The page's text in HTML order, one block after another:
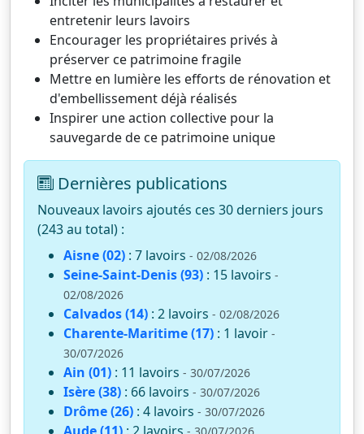
entretenir leurs lavoirs
Encourager les propriétaires privés à
préserver ce patrimoine fragile
Mettre en lumière les efforts de rénovation et
d'embellissement déjà réalisés
Inspirer une action collective pour la
sauvegarde de ce patrimoine unique
Dernières publications
Nouveaux lavoirs ajoutés ces 30 derniers jours
(243 au total) :
Aisne (02) : 7 lavoirs - 02/08/2026
Seine-Saint-Denis (93) : 15 lavoirs -
02/08/2026
Calvados (14) : 2 lavoirs - 02/08/2026
Charente-Maritime (17) : 1 lavoir -
30/07/2026
Ain (01) : 11 lavoirs - 30/07/2026
Isère (38) : 66 lavoirs - 30/07/2026
Drôme (26) : 4 lavoirs - 30/07/2026